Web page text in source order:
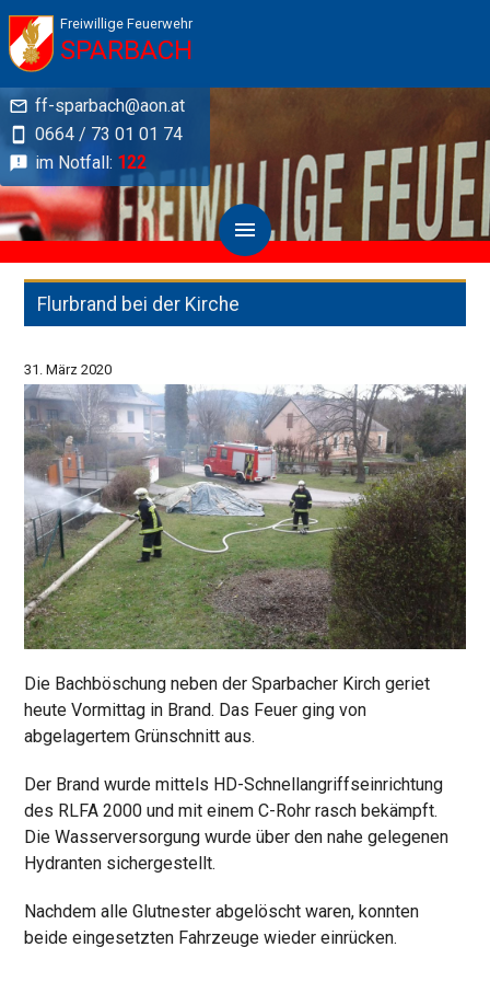
Freiwillige Feuerwehr
SPARBACH
ff-sparbach@aon.at
0664 / 73 01 01 74
im Notfall: 122
Flurbrand bei der Kirche
31. März 2020
Die Bachböschung neben der Sparbacher Kirch geriet
heute Vormittag in Brand. Das Feuer ging von
abgelagertem Grünschnitt aus.
Der Brand wurde mittels HD-Schnellangriffseinrichtung
des RLFA 2000 und mit einem C-Rohr rasch bekämpft.
Die Wasserversorgung wurde über den nahe gelegenen
Hydranten sichergestellt.
Nachdem alle Glutnester abgelöscht waren, konnten
beide eingesetzten Fahrzeuge wieder einrücken.